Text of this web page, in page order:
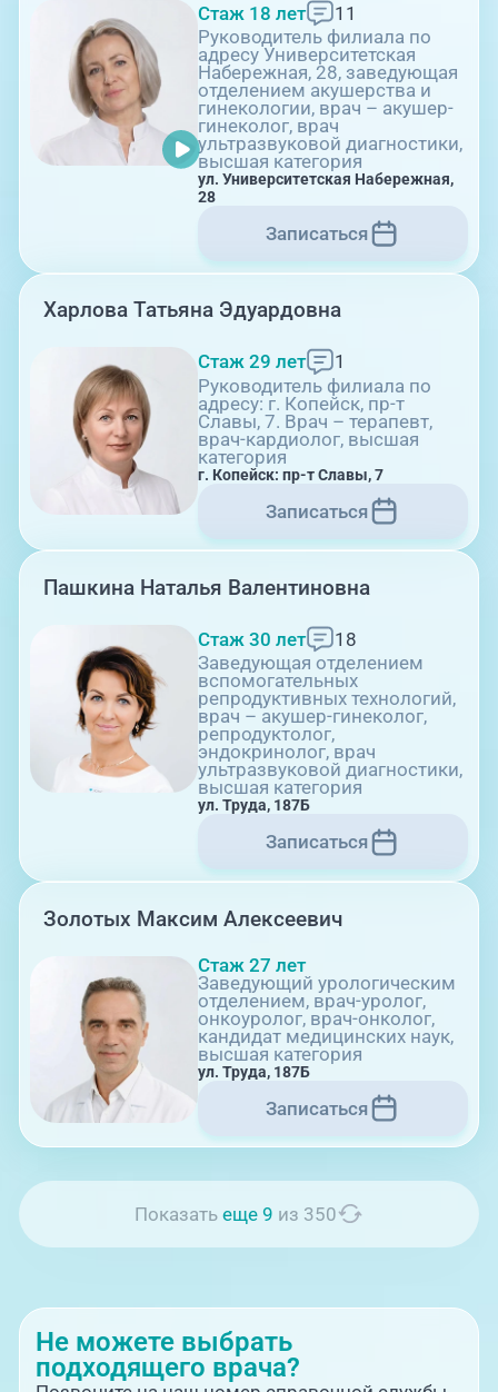
09:00-18:00
г. Копейск: пр-т Славы, 7
09:00-15:00
г. Златоуст, ул. Щербакова 2,
строение 1
09:00-18:00
Травмпункт, ул.Труда, 187Д
08:00-21:00
ул. Труда, 183Б (Скорая медицинская
помощь)
21:00-08:00
Стаж 18 лет
11
Руководитель филиала по
адресу Университетская
Набережная, 28, заведующая
отделением акушерства и
гинекологии, врач – акушер-
гинеколог, врач
ультразвуковой диагностики,
высшая категория
ул. Университетская Набережная,
28
Записаться
Харлова Татьяна Эдуардовна
Стаж 29 лет
1
Руководитель филиала по
адресу: г. Копейск, пр-т
Славы, 7. Врач – терапевт,
врач-кардиолог, высшая
категория
г. Копейск: пр-т Славы, 7
Записаться
Пашкина Наталья Валентиновна
Стаж 30 лет
18
Заведующая отделением
вспомогательных
репродуктивных технологий,
врач – акушер-гинеколог,
репродуктолог,
эндокринолог, врач
ультразвуковой диагностики,
высшая категория
ул. Труда, 187Б
Записаться
Золотых Максим Алексеевич
Стаж 27 лет
Заведующий урологическим
отделением, врач-уролог,
онкоуролог, врач-онколог,
кандидат медицинских наук,
высшая категория
ул. Труда, 187Б
Записаться
Показатьеще 9 из 350
Не можете выбрать
подходящего врача?